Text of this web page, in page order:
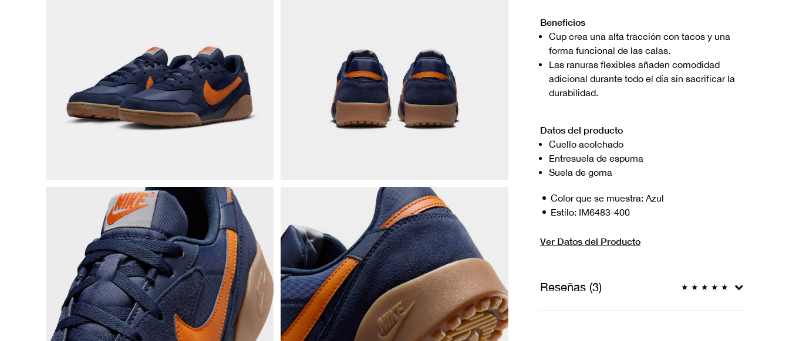
Beneficios
Cup crea una alta tracción con tacos y una
forma funcional de las calas.
Las ranuras flexibles añaden comodidad
adicional durante todo el día sin sacrificar la
durabilidad.
Datos del producto
Cuello acolchado
Entresuela de espuma
Suela de goma
Color que se muestra: Azul
Estilo: IM6483-400
Ver Datos del Producto
Reseñas (3) ★ ★ ★ ★ ★